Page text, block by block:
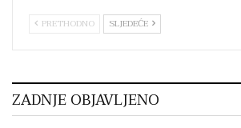
PRETHODNO SLJEDEĆE
ZADNJE OBJAVLJENO